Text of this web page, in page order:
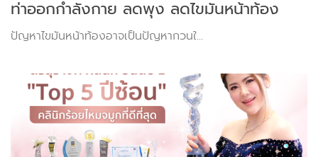
ท่าออกกำลังกาย ลดพุง ลดไขมันหน้าท้อง
ปัญหาไขมันหน้าท้องอาจเป็นปัญหากวนใ...